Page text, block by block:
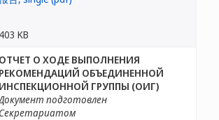
403 KB
ОТЧЕТ О ХОДЕ ВЫПОЛНЕНИЯ
РЕКОМЕНДАЦИЙ ОБЪЕДИНЕННОЙ
ИНСПЕКЦИОННОЙ ГРУППЫ (ОИГ)
подготовлен
Секретариатом